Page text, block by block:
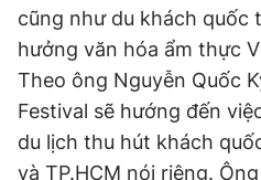
cũng như du khách quốc
hưởng văn hóa ẩm thực
Theo ông Nguyễn Quốc
Festival sẽ hướng đến
du lịch thu hút khách
và TP.HCM nói riêng.